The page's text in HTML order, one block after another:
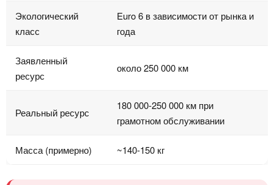
Экологический
класс
Euro 6 в зависимости от рынка и
года
Заявленный
ресурс
около 250 000 км
Реальный ресурс
180 000-250 000 км при
грамотном обслуживании
Масса (примерно) ~140-150 кг